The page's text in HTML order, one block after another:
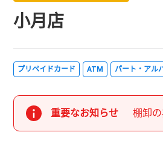
小月店
プリペイドカード ATM パート・アル
重要なお知らせ 棚卸